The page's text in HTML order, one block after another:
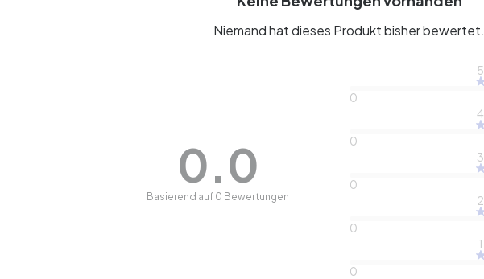
Niemand hat dieses Produkt bisher bewertet.
0.0
Basierend auf 0 Bewertungen
5
0
4
0
3
0
2
0
1
0